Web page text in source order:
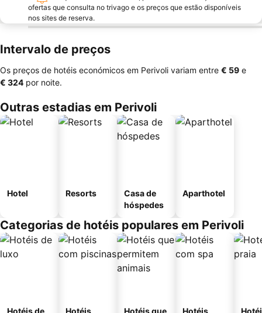
ofertas que consulta no trivago e os preços que estão disponíveis
nos sites de reserva.
Intervalo de preços
Os preços de hotéis económicos em Perivoli variam entre ‎€ 59 e
‎€ 324 por noite.
Outras estadias em Perivoli
Hotel Resorts
Casa de
hóspedes
Aparthotel
Categorias de hotéis populares em Perivoli
Hotéis de
Hotéis
Hotéis que
Hotéis